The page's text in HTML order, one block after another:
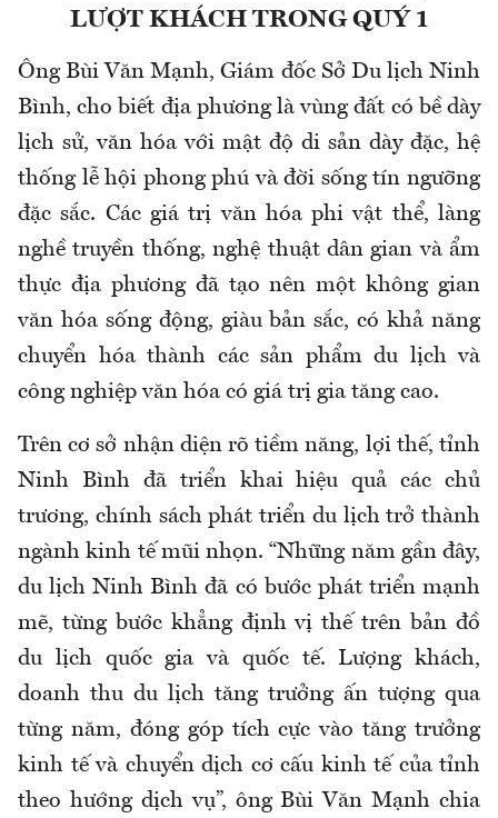
LƯỢT KHÁCH TRONG QUÝ 1
Ông Bùi Văn Mạnh, Giám đốc Sở Du lịch Ninh
Bình, cho biết địa phương là vùng đất có bề dày
lịch sử, văn hóa với mật độ di sản dày đặc, hệ
thống lễ hội phong phú và đời sống tín ngưỡng
đặc sắc. Các giá trị văn hóa phi vật thể, làng
nghề truyền thống, nghệ thuật dân gian và ẩm
thực địa phương đã tạo nên một không gian
văn hóa sống động, giàu bản sắc, có khả năng
chuyển hóa thành các sản phẩm du lịch và
công nghiệp văn hóa có giá trị gia tăng cao.
Trên cơ sở nhận diện rõ tiềm năng, lợi thế, tỉnh
Ninh Bình đã triển khai hiệu quả các chủ
trương, chính sách phát triển du lịch trở thành
ngành kinh tế mũi nhọn. “Những năm gần đây,
du lịch Ninh Bình đã có bước phát triển mạnh
mẽ, từng bước khẳng định vị thế trên bản đồ
du lịch quốc gia và quốc tế. Lượng khách,
doanh thu du lịch tăng trưởng ấn tượng qua
từng năm, đóng góp tích cực vào tăng trưởng
kinh tế và chuyển dịch cơ cấu kinh tế của tỉnh
theo hướng dịch vụ”, ông Bùi Văn Mạnh chia